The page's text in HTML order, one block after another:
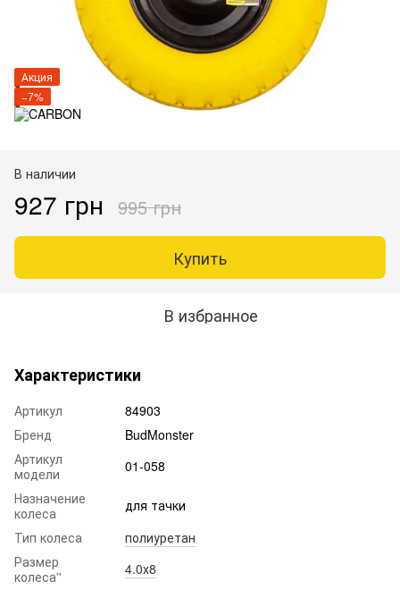
Акция
−7%
В наличии
927 грн 995 грн
Купить
В избранное
Характеристики
Артикул
84903
Бренд
BudMonster
Артикул
модели
01-058
Назначение
колеса
для тачки
Тип колеса
полиуретан
Размер
колеса''
4.0х8